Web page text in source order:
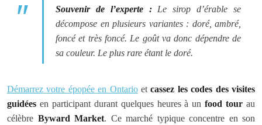
Souvenir de l’experte:Le sirop d’érable se
décompose en plusieurs variantes : doré, ambré,
foncé et très foncé. Le goût va donc dépendre de
sa couleur. Le plus rare étant le doré.
Démarrez votre épopée en Ontarioetcassez les codes des visites
guidées en participant durant quelques heures à unfood tour au
célèbre Byward Market. Ce marché typique concentre en son